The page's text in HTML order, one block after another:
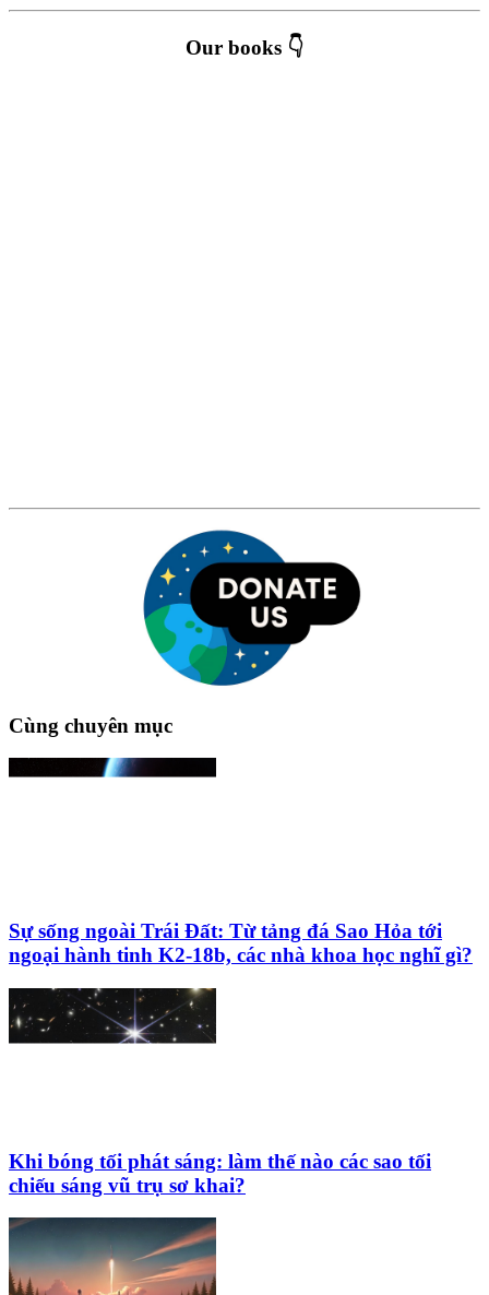
Our books 👇
Cùng chuyên mục
Sự sống ngoài Trái Đất: Từ tảng đá Sao Hỏa tới
ngoại hành tinh K2‑18b, các nhà khoa học nghĩ gì?
Khi bóng tối phát sáng: làm thế nào các sao tối
chiếu sáng vũ trụ sơ khai?